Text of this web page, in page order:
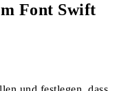
Font Swift